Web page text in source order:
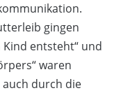
gingen
Kind entsteht“ und
waren
durch die